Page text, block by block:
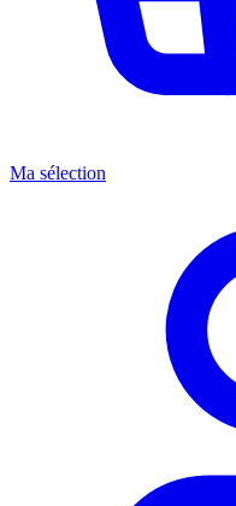
Ma sélection